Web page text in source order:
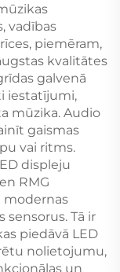
vadības
piemēram,
kvalitātes
galvenā
iestatījumi,
mūzika. Audio
gaismas
vai ritms.
displeju
RMG
modernas
sensorus. Tā ir
piedāvā LED
nolietojumu,
un